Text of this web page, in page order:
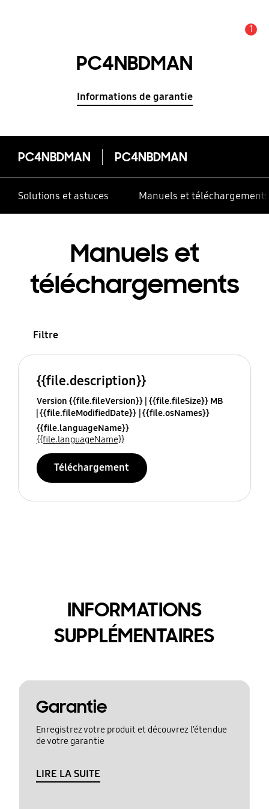
1
PC4NBDMAN
Informations de garantie
PC4NBDMAN PC4NBDMAN
Solutions et astuces Manuels et téléchargements
Manuels et
téléchargements
Filtre
{{file.description}}
Version {{file.fileVersion}} {{file.fileSize}} MB
{{file.fileModifiedDate}} {{file.osNames}}
{{file.languageName}}
{{file.languageName}}
Téléchargement
INFORMATIONS
SUPPLÉMENTAIRES
Garantie
Enregistrez votre produit et découvrez l’étendue
de votre garantie
LIRE LA SUITE